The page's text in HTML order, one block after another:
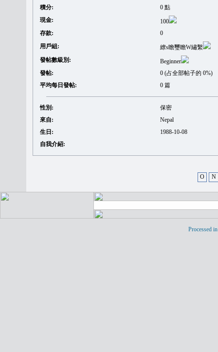
積分:
0 點
現金:
100
存款:
0
用戶組:
繚s瞻璽瞻W繡繫
發帖數級別:
Beginner
發帖:
0 (占全部帖子的 0%)
平均每日發帖:
0 篇
性別:
保密
來自:
Nepal
生日:
1988-10-08
自我介紹:
O N
Processed